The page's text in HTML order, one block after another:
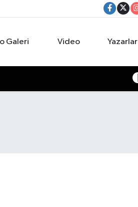
Galeri Video Yazarlar